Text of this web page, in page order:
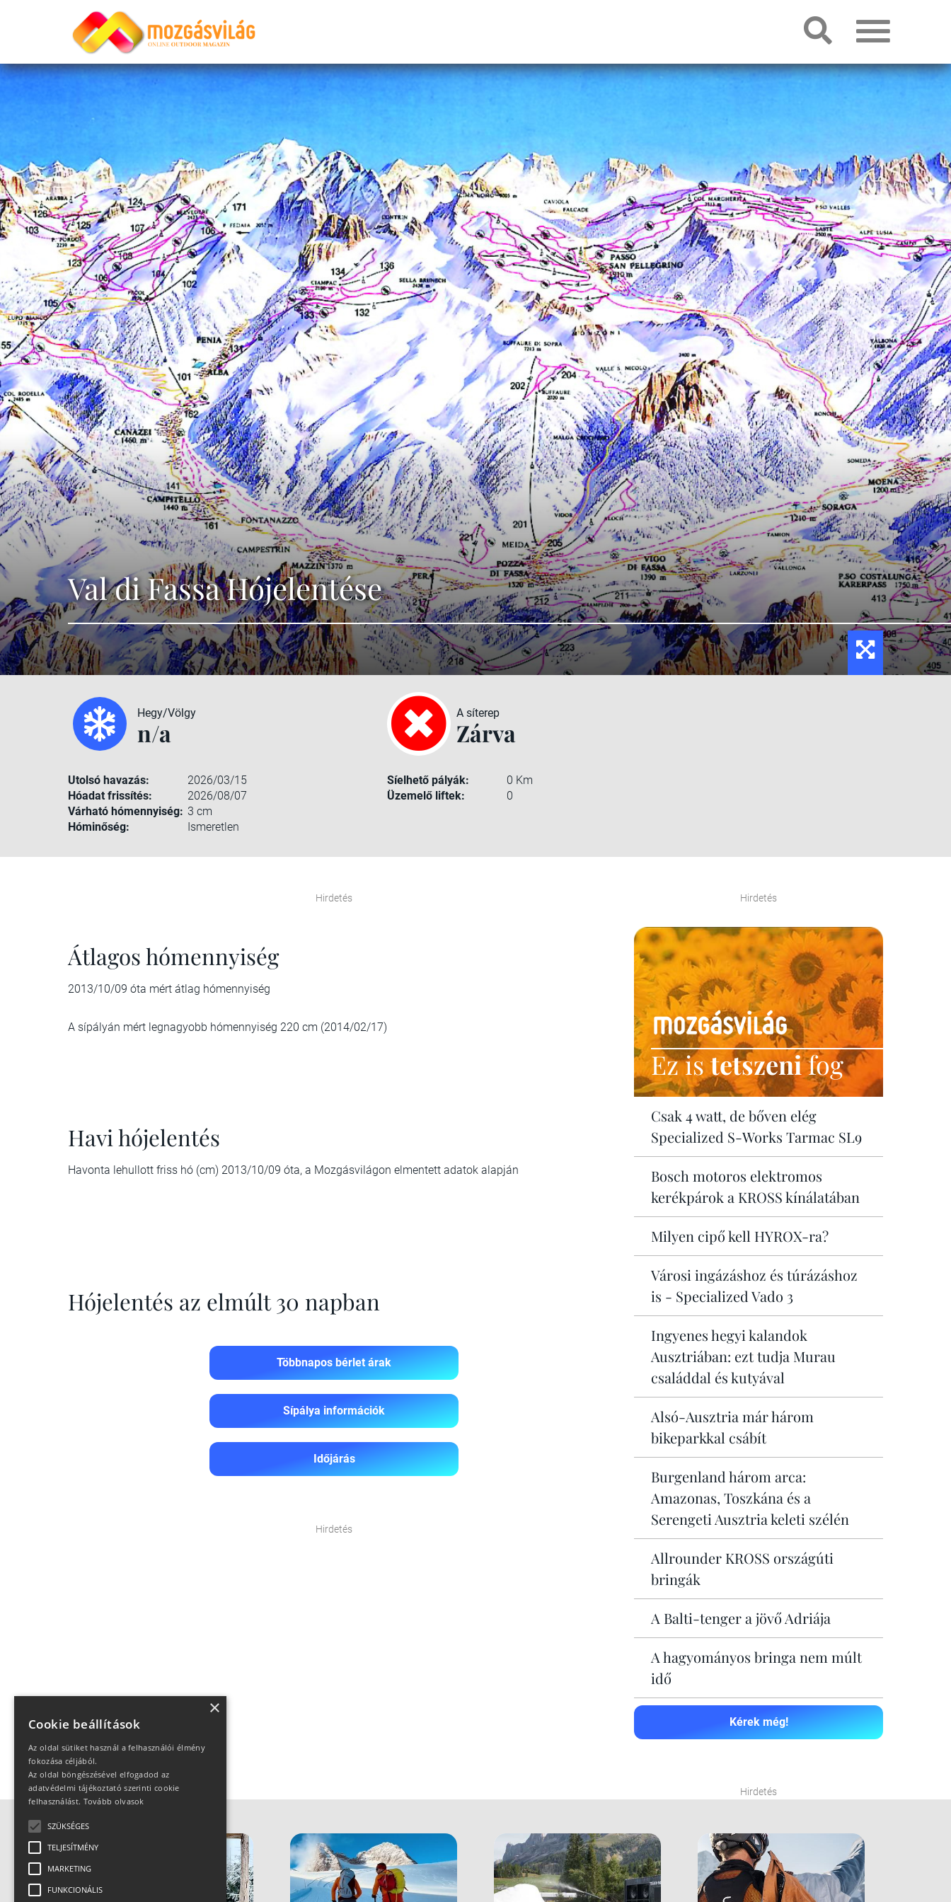
Val di Fassa Hójelentése
Hegy/Völgy
n/a
Utolsó havazás:
2026/03/15
Hóadat frissítés:
2026/08/07
Várható hómennyiség: 3 cm
Hóminőség:
Ismeretlen
A síterep
Zárva
Síelhető pályák:
0 Km
Üzemelő liftek:
0
Hirdetés
Átlagos hómennyiség
2013/10/09 óta mért átlag hómennyiség
A sípályán mért legnagyobb hómennyiség 220 cm (2014/02/17)
Havi hójelentés
Havonta lehullott friss hó (cm) 2013/10/09 óta, a Mozgásvilágon elmentett adatok alapján
Hójelentés az elmúlt 30 napban
Többnapos bérlet árak
Sípálya információk
Időjárás
Hirdetés
Hirdetés
Ez istetszenifog
Csak 4 watt, de bőven elég
Specialized S-Works Tarmac SL9
Bosch motoros elektromos
kerékpárok a KROSS kínálatában
Milyen cipő kell HYROX-ra?
Városi ingázáshoz és túrázáshoz
is - Specialized Vado 3
Ingyenes hegyi kalandok
Ausztriában: ezt tudja Murau
családdal és kutyával
Alsó-Ausztria már három
bikeparkkal csábít
Burgenland három arca:
Amazonas, Toszkána és a
Serengeti Ausztria keleti szélén
Allrounder KROSS országúti
bringák
A Balti-tenger a jövő Adriája
A hagyományos bringa nem múlt
idő
Kérek még!
Hirdetés
×
Cookie beállítások
Az oldal sütiket használ a felhasználói élmény
fokozása céljából.
Az oldal böngészésével elfogadod az
adatvédelmi tájékoztató szerinti cookie
felhasználást. Tovább olvasok
SZÜKSÉGES
TELJESÍTMÉNY
MARKETING
FUNKCIONÁLIS